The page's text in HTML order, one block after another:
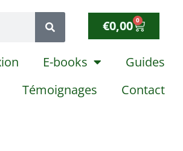
€0,00 0
E-books
Guides
Témoignages
Contact